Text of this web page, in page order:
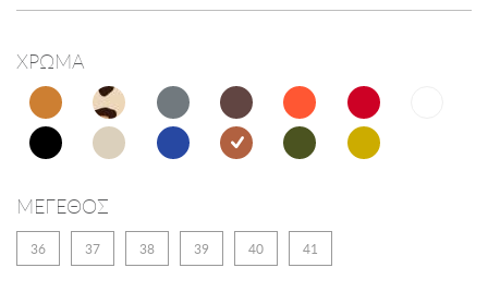
ΧΡΩΜΑ
ΜΕΓΕΘΟΣ
36 37 38 39 40 41